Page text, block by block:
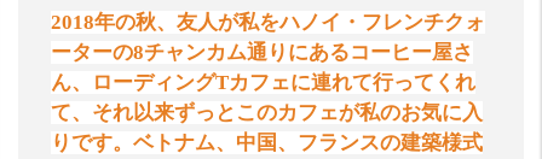
2018年の秋、友人が私をハノイ・フレンチクォ
ーターの8チャンカム通りにあるコーヒー屋さ
ん、ローディングTカフェに連れて行ってくれ
て、それ以来ずっとこのカフェが私のお気に入
りです。ベトナム、中国、フランスの建築様式